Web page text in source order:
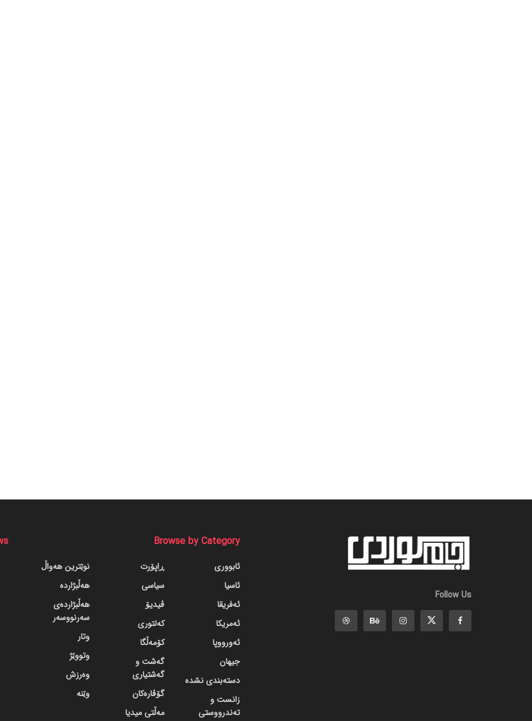
Follow Us
Browse by Category
ئابووری
ئاسیا
ئەفریقا
ئەمریکا
ئەورووپا
جیهان
دسته‌بندی نشده
زانست و
تەندرووستی
ڕاپۆرت
سیاسی
ڤیدیۆ
کەلتوری
کۆمەڵگا
گه‌شت و
گه‌شتیاری
گۆڤاره‌کان
مەڵتی میدیا
نوێترین هەواڵ
هەڵبژاردە
هەڵبژاردەی
سەرنووسەر
وتار
وتووێژ
وەرزش
وێنە